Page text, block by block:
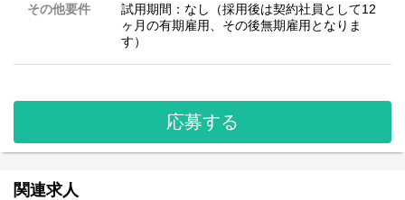
その他要件
試用期間：なし（採用後は契約社員として12
ヶ月の有期雇用、その後無期雇用となりま
す）
応募する
関連求人